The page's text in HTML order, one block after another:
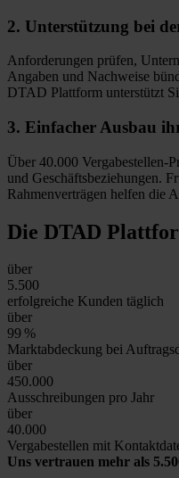
2. Unterstützung bei
Anforderungen prüfen,
Angaben und Nachweise
DTAD Plattform unterstützt
3. Einfacher Ausbau
Über 40.000 Vergabestellen-
und Geschäftsbeziehungen.
Rahmenverträgen helfen die
Die DTAD
über
5.500
erfolgreiche Kunden täglich
über
99 %
Marktabdeckung bei
über
450.000
Ausschreibungen pro Jahr
über
40.000
Vergabestellen mit
Uns vertrauen mehr als